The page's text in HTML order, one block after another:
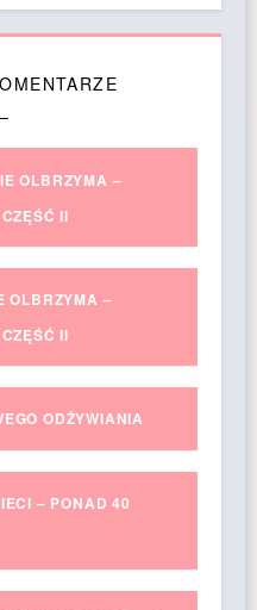
OLBRZYMA –
II
OLBRZYMA –
II
ODŻYWIANIA
– PONAD 40